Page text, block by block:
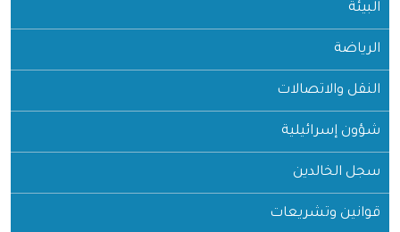
البيئة
الرياضة
النقل والاتصالات
شؤون إسرائيلية
سجل الخالدين
قوانين وتشريعات